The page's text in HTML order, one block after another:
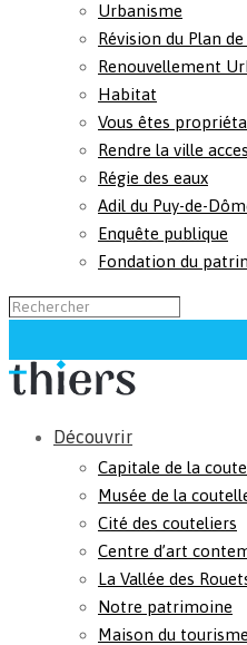
Urbanisme
Révision du Plan
Renouvellement
Habitat
Vous êtes
Rendre la ville
Régie des eaux
Adil du Puy-de-
Enquête publique
Fondation du
Découvrir
Capitale de la
Musée de la
Cité des couteliers
Centre d’art
La Vallée des
Notre patrimoine
Maison du tourisme